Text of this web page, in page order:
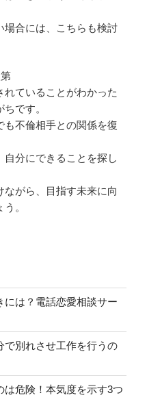
場合には、こちらも検討
ていることがわかった
です。
も不倫相手との関係を復
分にできることを探し
ながら、目指す未来に向
。
は？電話恋愛相談サー
で別れさせ工作を行うの
危険！本気度を示す3つ